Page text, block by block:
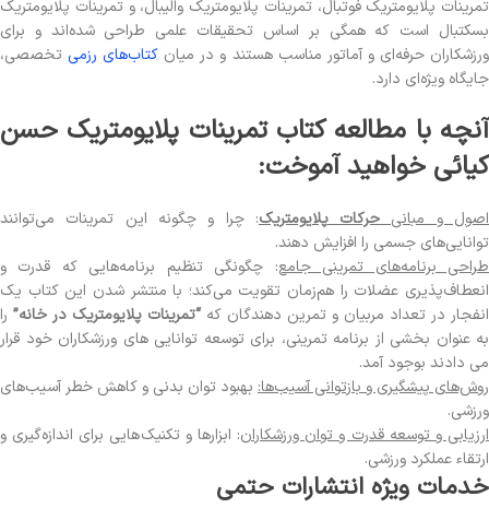
تمرینات پلایومتریک فوتبال، تمرینات پلایومتریک والیبال، و تمرینات پلایومتریک
بسکتبال است که همگی بر اساس تحقیقات علمی طراحی شده‌اند و برای
ورزشکاران حرفه‌ای و آماتور مناسب هستند و در میان کتاب‌های رزمی تخصصی،
جایگاه ویژه‌ای دارد.
آنچه با مطالعه کتاب تمرینات پلایومتریک حسن
کیائی خواهید آموخت:
اصول و مبانیحرکات پلایومتریک: چرا و چگونه این تمرینات می‌توانند
توانایی‌های جسمی را افزایش دهند.
طراحی برنامه‌های تمرینی جامع: چگونگی تنظیم برنامه‌هایی که قدرت و
انعطاف‌پذیری عضلات را هم‌زمان تقویت می‌کند؛ با منتشر شدن این کتاب یک
انفجار در تعداد مربیان و تمرین دهندگان که “تمرینات پلایومتریک در خانه” را
به عنوان بخشی از برنامه تمرینی، برای توسعه توانایی ‏های ورزشکاران خود قرار
می‏ دادند بوجود آمد.
روش‌های پیشگیری و بازتوانی آسیب‌ها: بهبود توان بدنی و کاهش خطر آسیب‌های
ورزشی.
ارزیابی و توسعه قدرت و توان ورزشکاران: ابزارها و تکنیک‌هایی برای اندازه‌گیری و
ارتقاء عملکرد ورزشی.
خدمات ویژه انتشارات حتمی